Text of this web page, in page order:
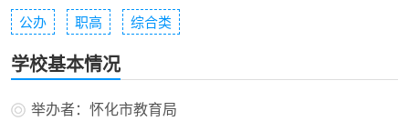
公办 职高 综合类
学校基本情况
举办者：怀化市教育局